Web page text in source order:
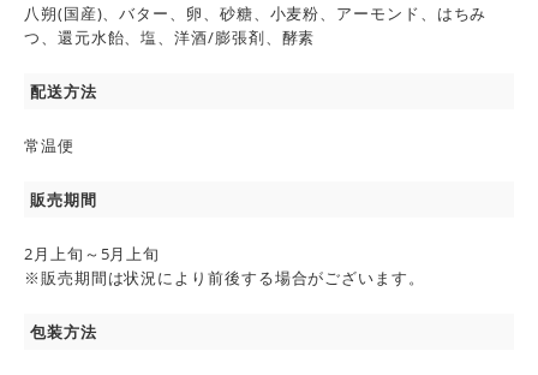
八朔(国産)、バター、卵、砂糖、小麦粉、アーモンド、はちみ
つ、還元水飴、塩、洋酒/膨張剤、酵素
配送方法
常温便
販売期間
2月上旬～5月上旬
※販売期間は状況により前後する場合がございます。
包装方法